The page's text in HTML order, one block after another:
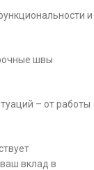
и
швы
– от работы
вклад в